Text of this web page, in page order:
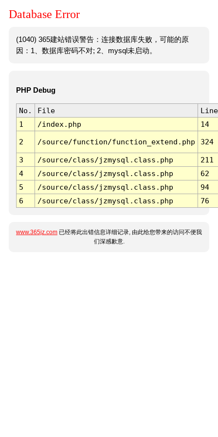
Database Error
(1040) 365建站错误警告：连接数据库失败，可能的原
因：1、数据库密码不对; 2、mysql未启动。
PHP Debug
No. File
Line
1
/index.php 14
2 /source/function/function_extend.php 324
3 /source/class/jzmysql.class.php
211
4
/source/class/jzmysql.class.php
62
5
/source/class/jzmysql.class.php
94
6
/source/class/jzmysql.class.php 76
www.365jz.com 已经将此出错信息详细记录, 由此给您带来的访问不便我
们深感歉意.